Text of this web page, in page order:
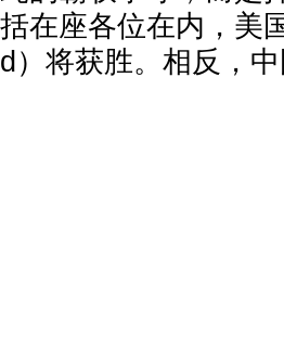
括在座各位在内，美
d）将获胜。相反，